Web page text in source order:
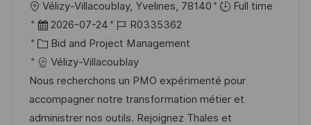
f
n
O
r
t
Vélizy-Villacoublay, Yvelines, 78140
Full time
D
a
t
u
m
d
2026-07-24
J
o
b
-
I
D
R0335362
K
a
t
e
g
Bid and Project Management
Vélizy-Villacoublay
Nous recherchons un PMO expérimenté pour
accompagner notre transformation métier et
administrer nos outils. Rejoignez Thales et